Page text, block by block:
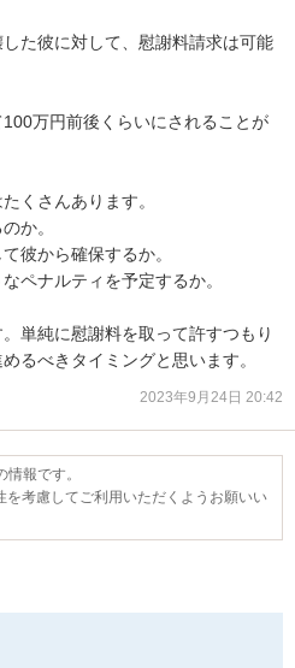
た彼に対して、慰謝料請求は可能
万円前後くらいにされることが
くさんあります。
か。
彼から確保するか。
ペナルティを予定するか。
単純に慰謝料を取って許すつもり
るべきタイミングと思います。
2023年9月24日 20:42
報です。
を考慮してご利用いただくようお願いい